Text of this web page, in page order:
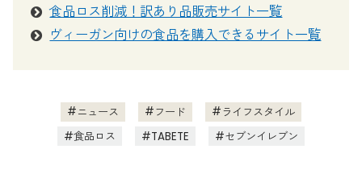
2025/6/17 スーパーにお米がない！品薄がつづく今、
選べる買い方まとめ
2025/2/5
バレンタインに贈りたい！編集部おすすめ
のこだわりギフトまとめ
食品ロス削減！訳あり品販売サイト一覧
ヴィーガン向けの食品を購入できるサイト一覧
ニュース フード
ライフスタイル
食品ロス
TABETE セブンイレブン